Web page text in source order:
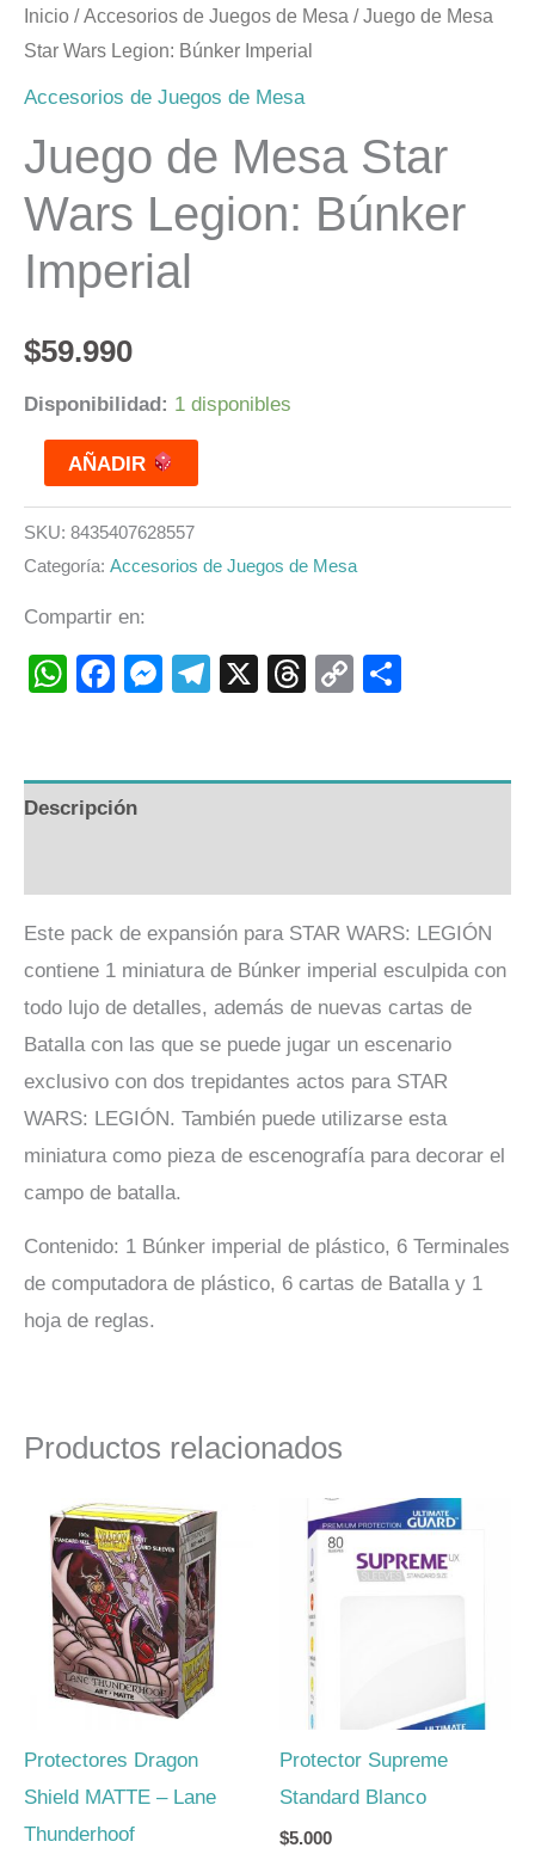
Inicio /Accesorios de Juegos de Mesa / Juego de Mesa
Star Wars Legion: Búnker Imperial
Accesorios de Juegos de Mesa
Juego de Mesa Star
Wars Legion: Búnker
Imperial
$59.990
Disponibilidad: 1 disponibles
AÑADIR
SKU: 8435407628557
Categoría: Accesorios de Juegos de Mesa
Compartir en:
WhatsApp
Facebook
Messenger
Telegram
X Threads
Copy
Descripción
Este pack de expansión para STAR WARS: LEGIÓN
contiene 1 miniatura de Búnker imperial esculpida con
todo lujo de detalles, además de nuevas cartas de
Batalla con las que se puede jugar un escenario
exclusivo con dos trepidantes actos para STAR
WARS: LEGIÓN. También puede utilizarse esta
miniatura como pieza de escenografía para decorar el
campo de batalla.
Contenido: 1 Búnker imperial de plástico, 6 Terminales
de computadora de plástico, 6 cartas de Batalla y 1
hoja de reglas.
Productos relacionados
Protectores Dragon
Shield MATTE – Lane
Thunderhoof
Protector Supreme
Standard Blanco
$5.000